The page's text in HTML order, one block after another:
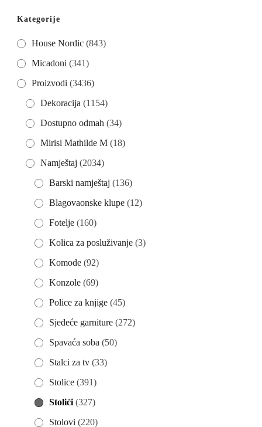
Kategorije
House Nordic (843)
Micadoni (341)
Proizvodi (3436)
Dekoracija (1154)
Dostupno odmah (34)
Mirisi Mathilde M (18)
Namještaj (2034)
Barski namještaj (136)
Blagovaonske klupe (12)
Fotelje (160)
Kolica za posluživanje (3)
Komode (92)
Konzole (69)
Police za knjige (45)
Sjedeće garniture (272)
Spavaća soba (50)
Stalci za tv (33)
Stolice (391)
Stolići (327)
Stolovi (220)